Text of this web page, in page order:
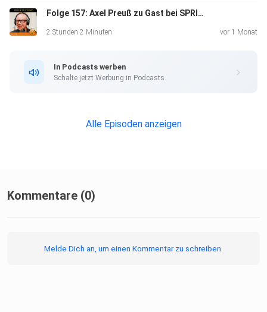
Folge 157: Axel Preuß zu Gast bei SPRICHSTUTTGART
2 Stunden 2 Minuten vor 1 Monat
In Podcasts werben
Schalte jetzt Werbung in Podcasts.
Alle Episoden anzeigen
Kommentare (0)
Melde Dich an, um einen Kommentar zu schreiben.